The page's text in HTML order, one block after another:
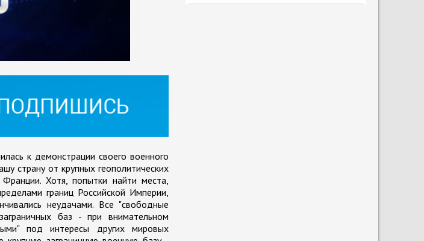
к демонстрации своего военного
страну от крупных геополитических
Хотя, попытки найти места,
границ Российской Империи,
неудачами. Все "свободные
баз - при внимательном
под интересы других мировых